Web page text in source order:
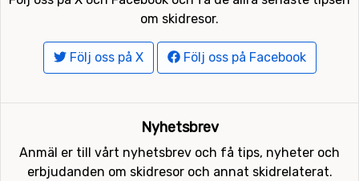
om skidresor.
Följ oss på X Följ oss på Facebook
Nyhetsbrev
Anmäl er till vårt nyhetsbrev och få tips, nyheter och
erbjudanden om skidresor och annat skidrelaterat.